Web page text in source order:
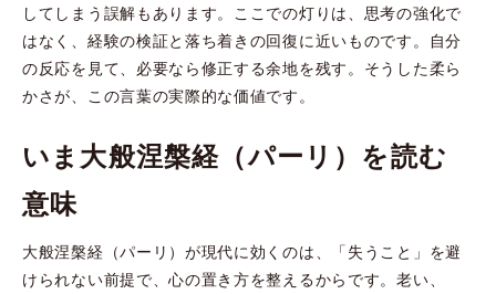
してしまう誤解もあります。ここでの灯りは、思考の強化で
はなく、経験の検証と落ち着きの回復に近いものです。自分
の反応を見て、必要なら修正する余地を残す。そうした柔ら
かさが、この言葉の実際的な価値です。
いま大般涅槃経（パーリ）を読む
意味
大般涅槃経（パーリ）が現代に効くのは、「失うこと」を避
けられない前提で、心の置き方を整えるからです。老い、